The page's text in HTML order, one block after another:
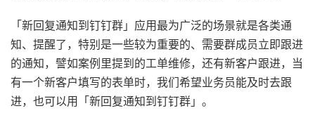
「新回复通知到钉钉群」应用最为广泛的场景就是各类通
知、提醒了，特别是一些较为重要的、需要群成员立即跟进
的通知，譬如案例里提到的工单维修，还有新客户跟进，当
有一个新客户填写的表单时，我们希望业务员能及时去跟
进，也可以用「新回复通知到钉钉群」。